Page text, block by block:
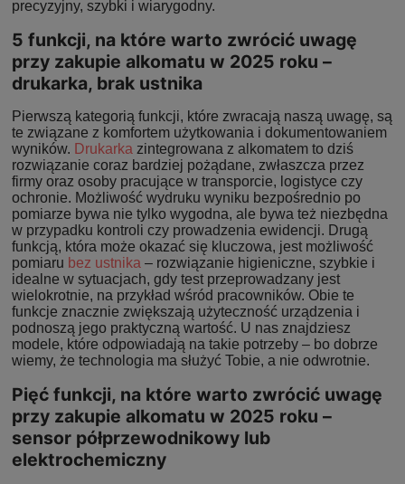
precyzyjny, szybki i wiarygodny.
5 funkcji, na które warto zwrócić uwagę
przy zakupie alkomatu w 2025 roku –
drukarka, brak ustnika
Pierwszą kategorią funkcji, które zwracają naszą uwagę, są
te związane z komfortem użytkowania i dokumentowaniem
wyników. Drukarka zintegrowana z alkomatem to dziś
rozwiązanie coraz bardziej pożądane, zwłaszcza przez
firmy oraz osoby pracujące w transporcie, logistyce czy
ochronie. Możliwość wydruku wyniku bezpośrednio po
pomiarze bywa nie tylko wygodna, ale bywa też niezbędna
w przypadku kontroli czy prowadzenia ewidencji. Drugą
funkcją, która może okazać się kluczowa, jest możliwość
pomiaru bez ustnika – rozwiązanie higieniczne, szybkie i
idealne w sytuacjach, gdy test przeprowadzany jest
wielokrotnie, na przykład wśród pracowników. Obie te
funkcje znacznie zwiększają użyteczność urządzenia i
podnoszą jego praktyczną wartość. U nas znajdziesz
modele, które odpowiadają na takie potrzeby – bo dobrze
wiemy, że technologia ma służyć Tobie, a nie odwrotnie.
Pięć funkcji, na które warto zwrócić uwagę
przy zakupie alkomatu w 2025 roku –
sensor półprzewodnikowy lub
elektrochemiczny